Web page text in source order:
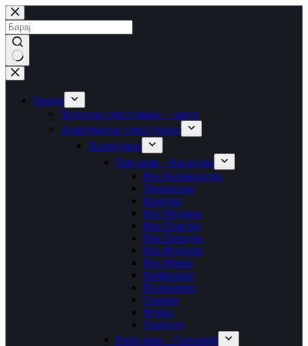
Skip
to
content
No
results
Грција
Хотелско сместување – закуп
Апартманско сместување
Халкидики
Прв крак – Касандра
Неа Каликратија
Дионисиос
Калитеа
Неа Модања
Неа Плагија
Неа Потидеа
Неа Флогита
Неа Фокеа
Пефкохори
Полихроно
Сивири
Фурка
Ханиоти
Втор крак – Ситонија